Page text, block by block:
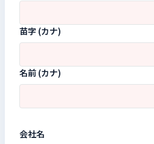
苗字 (カナ)
名前 (カナ)
会社名